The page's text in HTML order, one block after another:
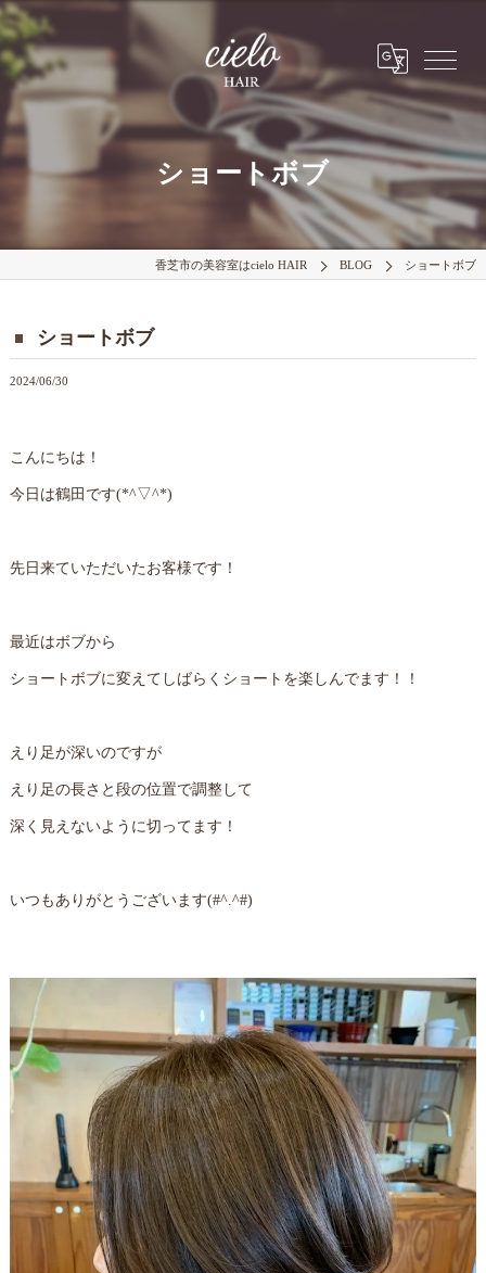
ショートボブ
香芝市の美容室はcielo HAIR BLOG ショートボブ
ショートボブ
2024/06/30
こんにちは！
今日は鶴田です(*^▽^*)
先日来ていただいたお客様です！
最近はボブから
ショートボブに変えてしばらくショートを楽しんでます！！
えり足が深いのですが
えり足の長さと段の位置で調整して
深く見えないように切ってます！
いつもありがとうございます(#^.^#)